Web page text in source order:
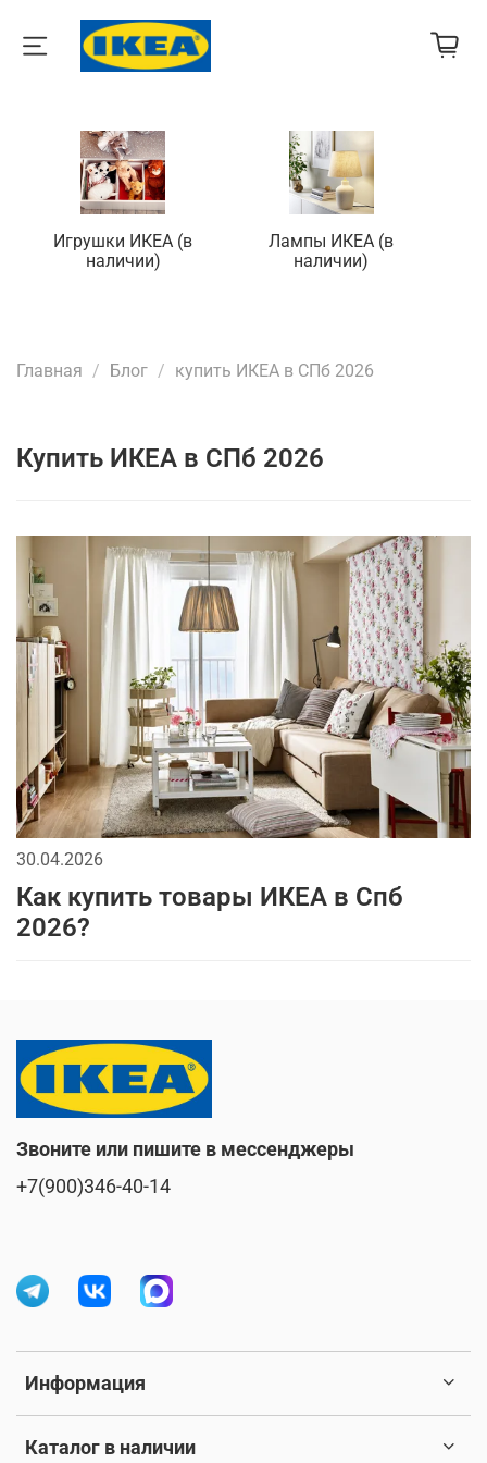
Игрушки ИКЕА (в
наличии)
Лампы ИКЕА (в
наличии)
Главная Блог купить ИКЕА в СПб 2026
купить ИКЕА в СПб 2026
30.04.2026
Как купить товары ИКЕА в Спб
2026?
Информация
Каталог в наличии
Звоните или пишите в мессенджеры
+7(900)346-40-14